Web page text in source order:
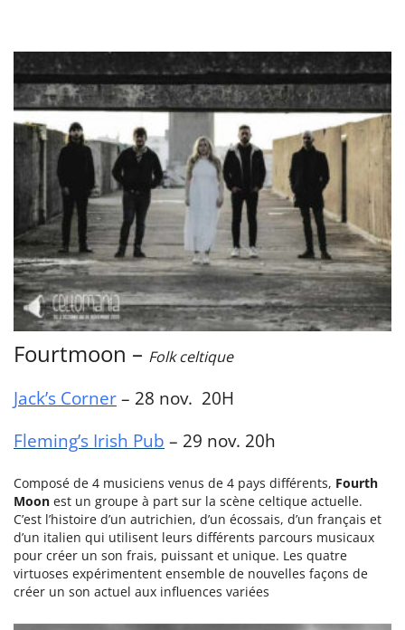
Fourtmoon – Folk celtique
Jack’s Corner – 28 nov. 20H
Fleming’s Irish Pub – 29 nov. 20h
Composé de 4 musiciens venus de 4 pays différents, Fourth
Moon est un groupe à part sur la scène celtique actuelle.
C’est l’histoire d’un autrichien, d’un écossais, d’un français et
d’un italien qui utilisent leurs différents parcours musicaux
pour créer un son frais, puissant et unique. Les quatre
virtuoses expérimentent ensemble de nouvelles façons de
créer un son actuel aux influences variées